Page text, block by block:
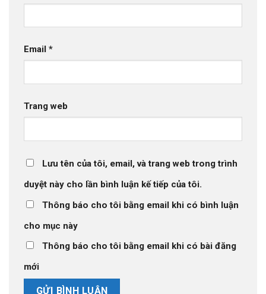
Email *
Trang web
Lưu tên của tôi, email, và trang web trong trình
duyệt này cho lần bình luận kế tiếp của tôi.
Thông báo cho tôi bằng email khi có bình luận
cho mục này
Thông báo cho tôi bằng email khi có bài đăng
mới